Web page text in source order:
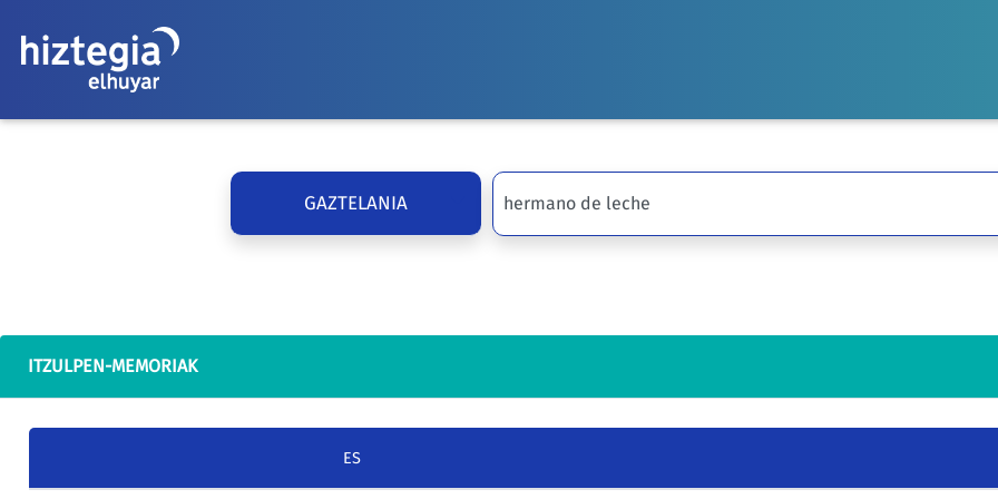
GAZTELANIA
ITZULPEN-MEMORIAK
ES